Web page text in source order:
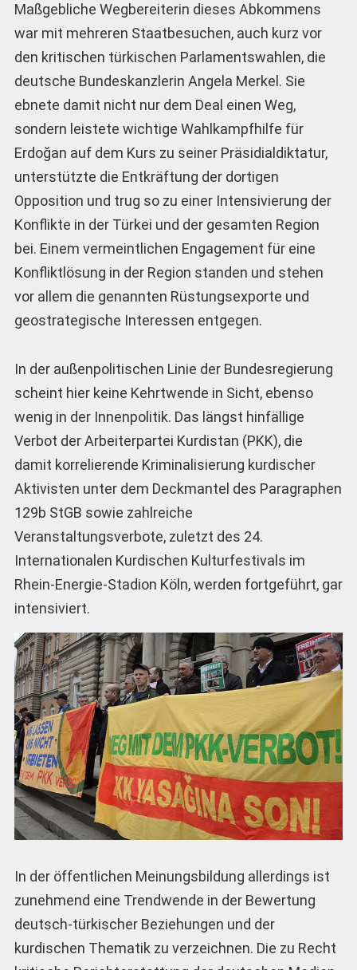
Maßgebliche Wegbereiterin dieses Abkommens
war mit mehreren Staatbesuchen, auch kurz vor
den kritischen türkischen Parlamentswahlen, die
deutsche Bundeskanzlerin Angela Merkel. Sie
ebnete damit nicht nur dem Deal einen Weg,
sondern leistete wichtige Wahlkampfhilfe für
Erdoğan auf dem Kurs zu seiner Präsidialdiktatur,
unterstützte die Entkräftung der dortigen
Opposition und trug so zu einer Intensivierung der
Konflikte in der Türkei und der gesamten Region
bei. Einem vermeintlichen Engagement für eine
Konfliktlösung in der Region standen und stehen
vor allem die genannten Rüstungsexporte und
geostrategische Interessen entgegen.
In der außenpolitischen Linie der Bundesregierung
scheint hier keine Kehrtwende in Sicht, ebenso
wenig in der Innenpolitik. Das längst hinfällige
Verbot der Arbeiterpartei Kurdistan (PKK), die
damit korrelierende Kriminalisierung kurdischer
Aktivisten unter dem Deckmantel des Paragraphen
129b StGB sowie zahlreiche
Veranstaltungsverbote, zuletzt des 24.
Internationalen Kurdischen Kulturfestivals im
Rhein-Energie-Stadion Köln, werden fortgeführt, gar
intensiviert.
In der öffentlichen Meinungsbildung allerdings ist
zunehmend eine Trendwende in der Bewertung
deutsch-türkischer Beziehungen und der
kurdischen Thematik zu verzeichnen. Die zu Recht